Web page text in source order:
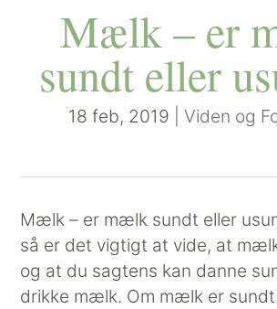
Mælk – er
sundt eller
18 feb, 2019 Viden og
Mælk – er mælk sundt eller
så er det vigtigt at vide, at
og at du sagtens kan danne
drikke mælk. Om mælk er